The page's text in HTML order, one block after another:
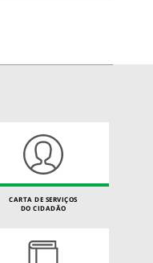
CARTA DE SERVIÇOS
DO CIDADÃO